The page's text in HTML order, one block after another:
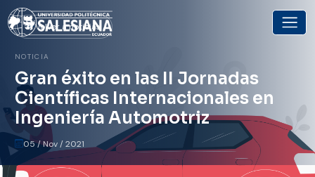
Volver a noticias
NOTICIA
Gran éxito en las II Jornadas
Científicas Internacionales en
Ingeniería Automotriz
05 / Nov / 2021